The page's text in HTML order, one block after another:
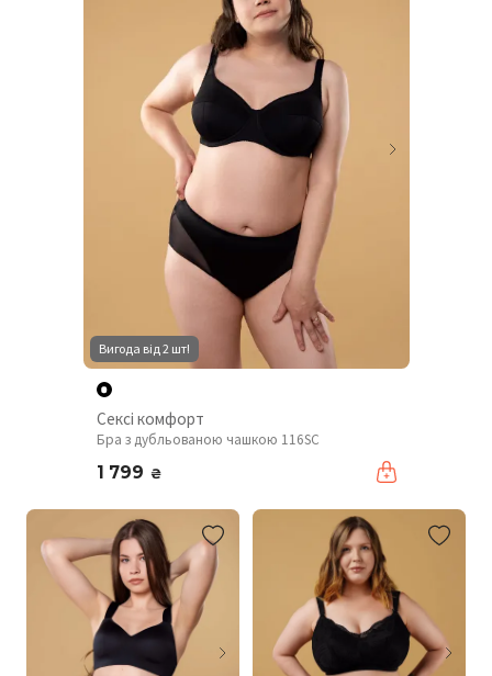
Вигода від 2 шт!
Сексі комфорт
Бра з дубльованою чашкою 116SC
1 799 ₴